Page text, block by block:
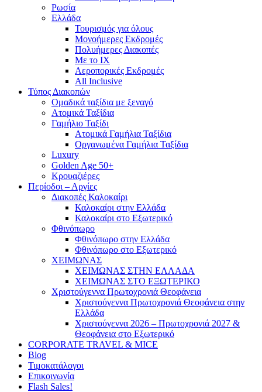
Ρωσία
Ελλάδα
Τουρισμός για όλους
Mονοήμερες Εκδρομές
Πολυήμερες Διακοπές
Με το ΙΧ
Αεροπορικές Εκδρομές
All Inclusive
Τύπος Διακοπών
Ομαδικά ταξίδια με ξεναγό
Ατομικά Ταξίδια
Γαμήλιο Ταξίδι
Ατομικά Γαμήλια Ταξίδια
Οργανωμένα Γαμήλια Ταξίδια
Luxury
Golden Age 50+
Κρουαζιέρες
Περίοδοι – Αργίες
Διακοπές Καλοκαίρι
Καλοκαίρι στην Ελλάδα
Καλοκαίρι στο Εξωτερικό
Φθινόπωρο
Φθινόπωρο στην Ελλάδα
Φθινόπωρο στο Εξωτερικό
ΧΕΙΜΩΝΑΣ
ΧΕΙΜΩΝΑΣ ΣΤΗΝ ΕΛΛΑΔΑ
ΧΕΙΜΩΝΑΣ ΣΤΟ ΕΞΩΤΕΡΙΚΟ
Χριστούγεννα Πρωτοχρονιά Θεοφάνεια
Χριστούγεννα Πρωτοχρονιά Θεοφάνεια στην
Ελλάδα
Χριστούγεννα 2026 – Πρωτοχρονιά 2027 &
Θεοφάνεια στο Εξωτερικό
CORPORATE TRAVEL & MICE
Blog
Τιμοκατάλογοι
Επικοινωνία
Flash Sales!